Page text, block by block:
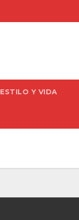
ESTILO Y VIDA